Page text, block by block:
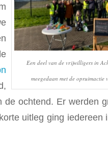
Een deel van de vrijwilligers in
meegedaan met de opruimactie
ochtend. Er werden
uitleg ging iedereen